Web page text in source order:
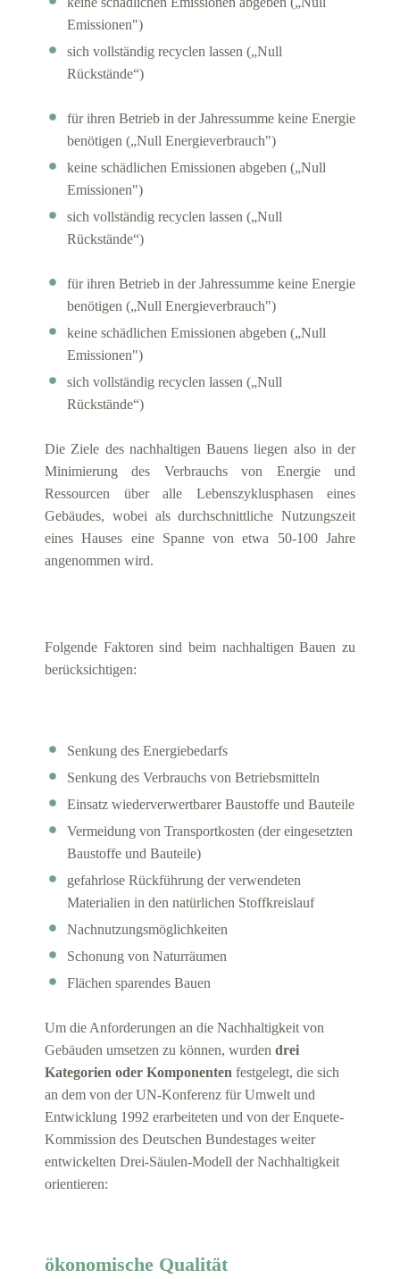
Emissionen")
sich vollständig recyclen lassen („Null
Rückstände“)
für ihren Betrieb in der Jahressumme keine Energie
benötigen („Null Energieverbrauch")
keine schädlichen Emissionen abgeben („Null
Emissionen")
sich vollständig recyclen lassen („Null
Rückstände“)
für ihren Betrieb in der Jahressumme keine Energie
benötigen („Null Energieverbrauch")
keine schädlichen Emissionen abgeben („Null
Emissionen")
sich vollständig recyclen lassen („Null
Rückstände“)
Die Ziele des nachhaltigen Bauens liegen also in der
Minimierung des Verbrauchs von Energie und
Ressourcen über alle Lebenszyklusphasen eines
Gebäudes, wobei als durchschnittliche Nutzungszeit
eines Hauses eine Spanne von etwa 50-100 Jahre
angenommen wird.
Folgende Faktoren sind beim nachhaltigen Bauen zu
berücksichtigen:
Senkung des Energiebedarfs
Senkung des Verbrauchs von Betriebsmitteln
Einsatz wiederverwertbarer Baustoffe und Bauteile
Vermeidung von Transportkosten (der eingesetzten
Baustoffe und Bauteile)
gefahrlose Rückführung der verwendeten
Materialien in den natürlichen Stoffkreislauf
Nachnutzungsmöglichkeiten
Schonung von Naturräumen
Flächen sparendes Bauen
Um die Anforderungen an die Nachhaltigkeit von
Gebäuden umsetzen zu können, wurden drei
Kategorien oder Komponenten festgelegt, die sich
an dem von der UN-Konferenz für Umwelt und
Entwicklung 1992 erarbeiteten und von der Enquete-
Kommission des Deutschen Bundestages weiter
entwickelten Drei-Säulen-Modell der Nachhaltigkeit
orientieren:
ökonomische Qualität